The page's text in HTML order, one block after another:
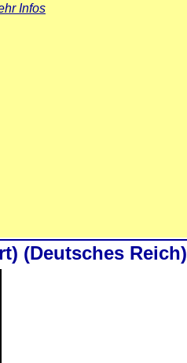
Infos
(Deutsches Reich)